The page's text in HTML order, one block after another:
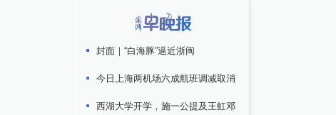
封面｜“白海豚”逼近浙闽
今日上海两机场六成航班调减取消
西湖大学开学，施一公提及王虹邓